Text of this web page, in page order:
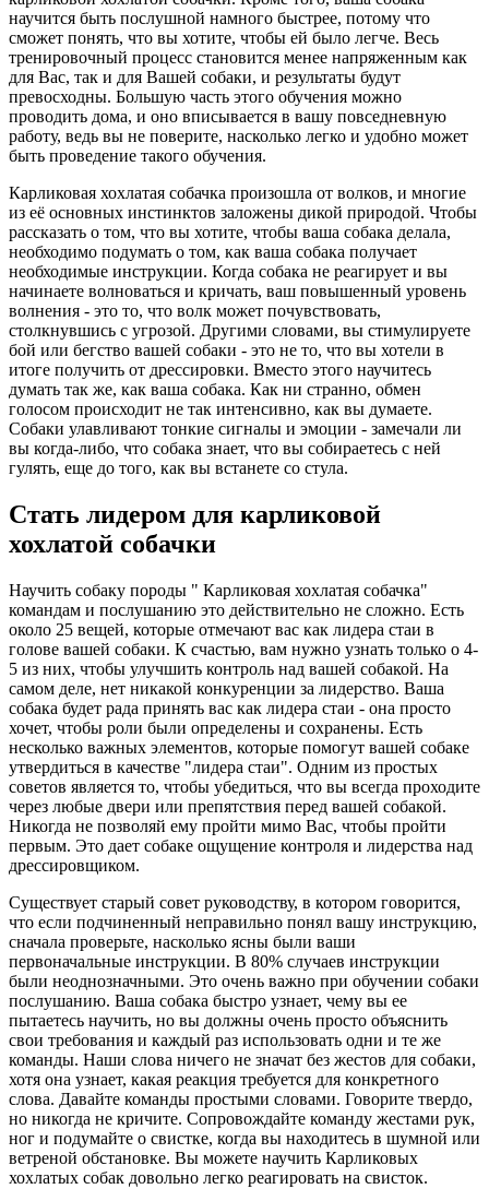
научится быть послушной намного быстрее, потому что
сможет понять, что вы хотите, чтобы ей было легче. Весь
тренировочный процесс становится менее напряженным как
для Вас, так и для Вашей собаки, и результаты будут
превосходны. Большую часть этого обучения можно
проводить дома, и оно вписывается в вашу повседневную
работу, ведь вы не поверите, насколько легко и удобно может
быть проведение такого обучения.
Карликовая хохлатая собачка произошла от волков, и многие
из её основных инстинктов заложены дикой природой. Чтобы
рассказать о том, что вы хотите, чтобы ваша собака делала,
необходимо подумать о том, как ваша собака получает
необходимые инструкции. Когда собака не реагирует и вы
начинаете волноваться и кричать, ваш повышенный уровень
волнения - это то, что волк может почувствовать,
столкнувшись с угрозой. Другими словами, вы стимулируете
бой или бегство вашей собаки - это не то, что вы хотели в
итоге получить от дрессировки. Вместо этого научитесь
думать так же, как ваша собака. Как ни странно, обмен
голосом происходит не так интенсивно, как вы думаете.
Собаки улавливают тонкие сигналы и эмоции - замечали ли
вы когда-либо, что собака знает, что вы собираетесь с ней
гулять, еще до того, как вы встанете со стула.
Стать лидером для карликовой
хохлатой собачки
Научить собаку породы " Карликовая хохлатая собачка"
командам и послушанию это действительно не сложно. Есть
около 25 вещей, которые отмечают вас как лидера стаи в
голове вашей собаки. К счастью, вам нужно узнать только о 4-
5 из них, чтобы улучшить контроль над вашей собакой. На
самом деле, нет никакой конкуренции за лидерство. Ваша
собака будет рада принять вас как лидера стаи - она просто
хочет, чтобы роли были определены и сохранены. Есть
несколько важных элементов, которые помогут вашей собаке
утвердиться в качестве "лидера стаи". Одним из простых
советов является то, чтобы убедиться, что вы всегда проходите
через любые двери или препятствия перед вашей собакой.
Никогда не позволяй ему пройти мимо Вас, чтобы пройти
первым. Это дает собаке ощущение контроля и лидерства над
дрессировщиком.
Существует старый совет руководству, в котором говорится,
что если подчиненный неправильно понял вашу инструкцию,
сначала проверьте, насколько ясны были ваши
первоначальные инструкции. В 80% случаев инструкции
были неоднозначными. Это очень важно при обучении собаки
послушанию. Ваша собака быстро узнает, чему вы ее
пытаетесь научить, но вы должны очень просто объяснить
свои требования и каждый раз использовать одни и те же
команды. Наши слова ничего не значат без жестов для собаки,
хотя она узнает, какая реакция требуется для конкретного
слова. Давайте команды простыми словами. Говорите твердо,
но никогда не кричите. Сопровождайте команду жестами рук,
ног и подумайте о свистке, когда вы находитесь в шумной или
ветреной обстановке. Вы можете научить Карликовых
хохлатых собак довольно легко реагировать на свисток.